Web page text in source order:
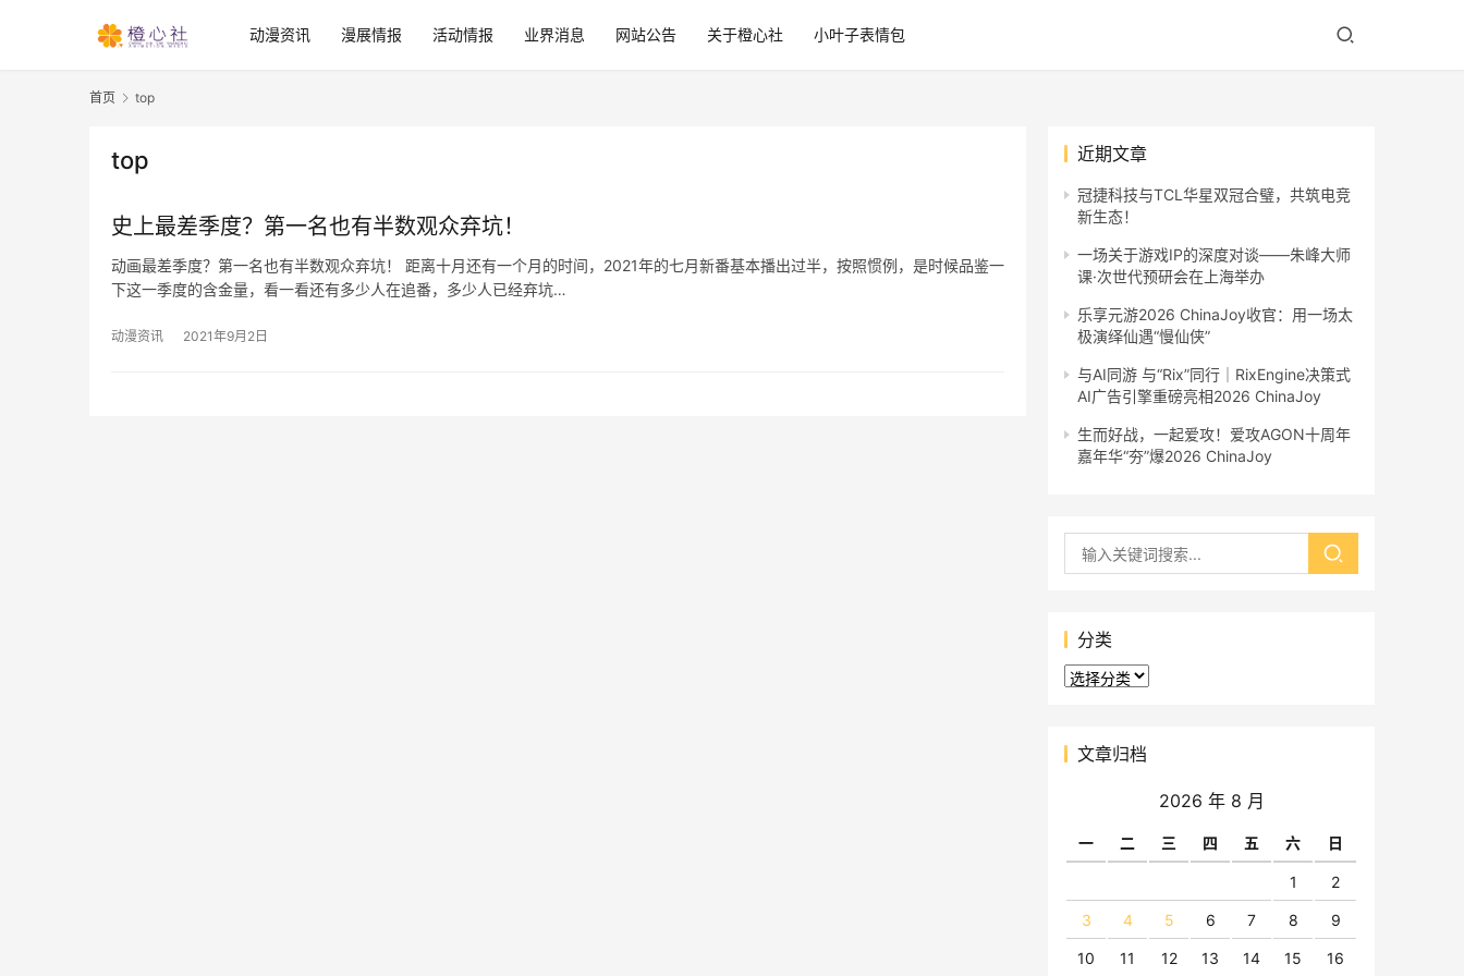
动漫资讯 漫展情报 活动情报 业界消息 网站公告 关于橙心社 小叶子表情包
首页 top
top
史上最差季度？第一名也有半数观众弃坑！
动画最差季度？第一名也有半数观众弃坑！ 距离十月还有一个月的时间，2021年的七月新番基本播出过半，按照惯例，是时候品鉴一
下这一季度的含金量，看一看还有多少人在追番，多少人已经弃坑…
动漫资讯 2021年9月2日
近期文章
冠捷科技与TCL华星双冠合璧，共筑电竞
新生态！
一场关于游戏IP的深度对谈——朱峰大师
课·次世代预研会在上海举办
乐享元游2026 ChinaJoy收官：用一场太
极演绎仙遇“慢仙侠”
与AI同游 与“Rix”同行｜RixEngine决策式
AI广告引擎重磅亮相2026 ChinaJoy
生而好战，一起爱攻！爱攻AGON十周年
嘉年华“夯”爆2026 ChinaJoy
分类
分
文章归档
2026 年 8 月
一 二 三 四 五 六 日
1 2
3 4 5 6 7 8 9
10 11 12 13 14 15 16